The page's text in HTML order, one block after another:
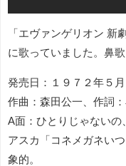
「エヴァンゲリオン 新
に歌っていました。鼻歌
発売日：１９７２年５月
作曲：森田公一、作詞：
A面：ひとりじゃないの
アスカ「コネメガネい
象的。